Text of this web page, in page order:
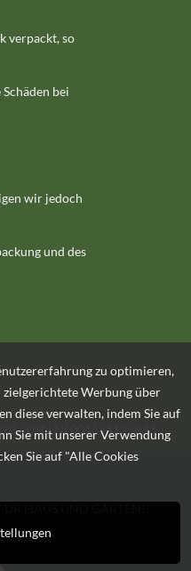
verpackt, so
bei
wir jedoch
und des
- USt.: NL001654125B23
zu optimieren,
zielgerichtete Werbung über
diese verwalten, indem Sie auf
Sie mit unserer Verwendung
Sie auf "Alle Cookies